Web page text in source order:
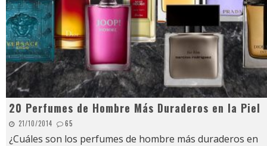
20 Perfumes de Hombre Más Duraderos en la Piel
21/10/2014 65
¿Cuáles son los perfumes de hombre más duraderos en